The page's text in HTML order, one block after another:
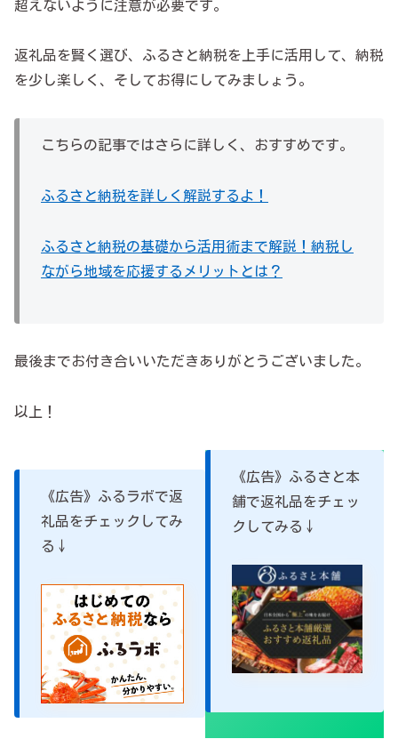
超えないように注意が必要です。
返礼品を賢く選び、ふるさと納税を上手に活用して、納税
を少し楽しく、そしてお得にしてみましょう。
こちらの記事ではさらに詳しく、おすすめです。
ふるさと納税を詳しく解説するよ！
ふるさと納税の基礎から活用術まで解説！納税し
ながら地域を応援するメリットとは？
最後までお付き合いいただきありがとうございました。
以上！
《広告》ふるラボで返
礼品をチェックしてみ
る↓
《広告》ふるさと本
舗で返礼品をチェッ
クしてみる↓